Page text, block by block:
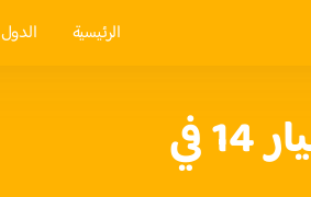
الرئيسية الدول
سعر الذهب عيار 14 في